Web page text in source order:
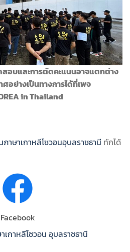
อบและการตัดคะแนนอาจแตกต่าง
อย่างเป็นทางการได้ที่เพจ
in Thailand
ภาษาเกาหลีโซวอนอุบลราชธานี ทักได้
Facebook
เกาหลีโซวอน อุบลราชธานี